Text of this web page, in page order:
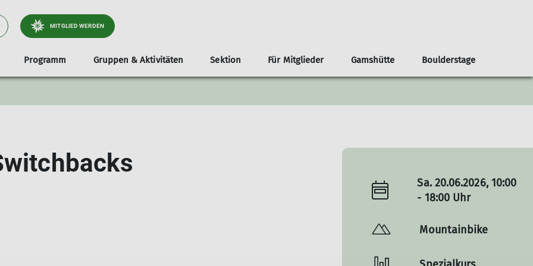
MITGLIED WERDEN
Programm
Infos & Anmeldung
Schwierigkeitsbewertung
Tourenvorschläge ab der Haustür
Tourenvorschläge Alpenregion Tegernsee Schliersee
Gruppen & Aktivitäten
Familien Erwachsene
Gipfelstürmer
Bouldertreff
Sektion
& Naturschutz
Stützpunkte
DAV Kletter- u. Boulderzentrum Obb. Süd Bad Tölz
Klima- und Naturschutz
Für Mitglieder
Services
Mitgliedsdaten ändern
Digitaler Ausweis
Infos
Unsere Partner*innen
Gamshütte Boulderstage
Dokumente Unterstützer*innen Team Boulderstage
Sa. 20.06.2026, 10:00
- 18:00 Uhr
Mountainbike